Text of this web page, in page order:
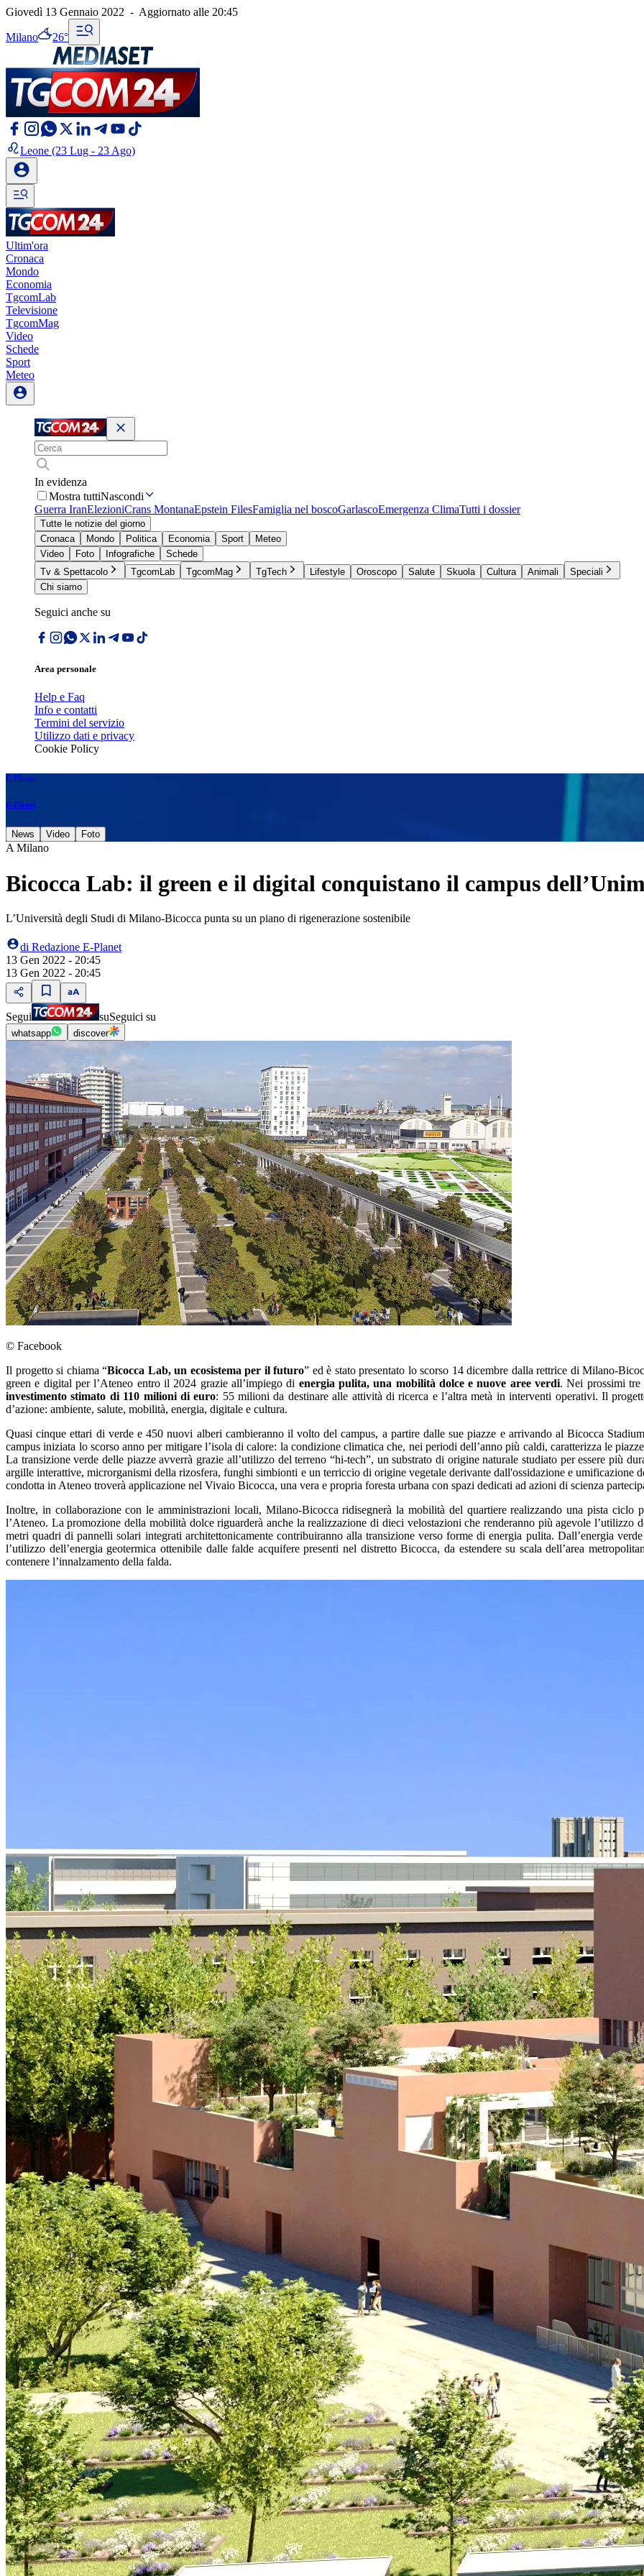
Giovedì 13 Gennaio 2022 - Aggiornato alle 20:45
Milano 26°
Leone (23 Lug - 23 Ago)
Ultim'ora
Cronaca
Mondo
Economia
TgcomLab
Televisione
TgcomMag
Video
Schede
Sport
Meteo
In evidenza
Mostra tuttiNascondi
Guerra IranElezioniCrans MontanaEpstein FilesFamiglia nel boscoGarlascoEmergenza ClimaTutti i dossier
Tutte le notizie del giorno
Cronaca
Mondo Politica Economia Sport
Meteo
Video
Foto Infografiche
Schede
Tv & Spettacolo
TgcomLab TgcomMag TgTech Lifestyle Oroscopo Salute Skuola Cultura Animali
Speciali
Chi siamo
Seguici anche su
Area personale
Help e Faq
Info e contatti
Termini del servizio
Utilizzo dati e privacy
Cookie Policy
E-Planet
E-Planet
News Video Foto
A Milano
Bicocca Lab: il green e il digital conquistano il campus
L’Università degli Studi di Milano-Bicocca punta su un piano di rigenerazione sostenibile
di Redazione E-Planet
13 Gen 2022 - 20:45
13 Gen 2022 - 20:45
Segui suSeguici su
whatsapp discover
© Facebook
Il progetto si chiama “Bicocca Lab, un ecosistema per il futuro” ed è stato presentato lo scorso 14 dicembre dalla rettrice di Milano-
green e digital per l’Ateneo entro il 2024 grazie all’impiego di energia pulita, una mobilità dolce e nuove aree verdi. Nei prossimi tre
investimento stimato di 110 milioni di euro: 55 milioni da destinare alle attività di ricerca e l’altra metà in interventi operativi. Il
d’azione: ambiente, salute, mobilità, energia, digitale e cultura.
Quasi cinque ettari di verde e 450 nuovi alberi cambieranno il volto del campus, a partire dalle sue piazze e arrivando al Bicocca
campus iniziata lo scorso anno per mitigare l’isola di calore: la condizione climatica che, nei periodi dell’anno più caldi, caratterizza le
La transizione verde delle piazze avverrà grazie all’utilizzo del terreno “hi-tech”, un substrato di origine naturale studiato per essere più
argille interattive, microrganismi della rizosfera, funghi simbionti e un terriccio di origine vegetale derivante dall'ossidazione e umificazione
condotta in Ateneo troverà applicazione nel Vivaio Bicocca, una vera e propria foresta urbana con spazi dedicati ad azioni di scienza
Inoltre, in collaborazione con le amministrazioni locali, Milano-Bicocca ridisegnerà la mobilità del quartiere realizzando una pista ciclo
l’Ateneo. La promozione della mobilità dolce riguarderà anche la realizzazione di dieci velostazioni che renderanno più agevole l’utilizzo
metri quadri di pannelli solari integrati architettonicamente contribuiranno alla transizione verso forme di energia pulita. Dall’energia
l’utilizzo dell’energia geotermica ottenibile dalle falde acquifere presenti nel distretto Bicocca, da estendere su scala dell’area
contenere l’innalzamento della falda.